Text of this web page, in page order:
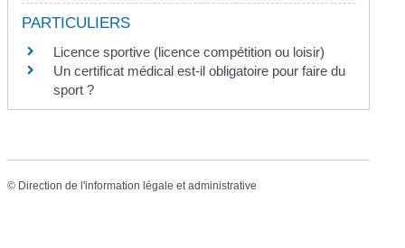
PARTICULIERS
Licence sportive (licence compétition ou loisir)
Un certificat médical est-il obligatoire pour faire du
sport ?
© Direction de l'information légale et administrative